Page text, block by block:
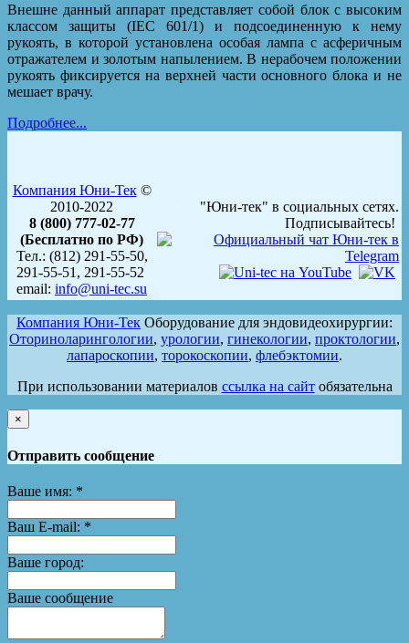
Внешне данный аппарат представляет собой блок с высоким
классом защиты (IEC 601/1) и подсоединенную к нему
рукоять, в которой установлена особая лампа с асферичным
отражателем и золотым напылением. В нерабочем положении
рукоять фиксируется на верхней части основного блока и не
мешает врачу.
Подробнее...
Компания Юни-Тек©
2010-2022
8 (800) 777-02-77
(Бесплатно по РФ)
Тел.: (812) 291-55-50,
291-55-51, 291-55-52
email: info@uni-tec.su
"Юни-тек" в социальных сетях.
Подписывайтесь!
Компания Юни-Тек Оборудование для эндовидеохирургии:
Оториноларингологии, урологии, гинекологии, проктологии,
лапароскопии, торокоскопии, флебэктомии.
При использовании материалов ссылка на сайтобязательна
×
Отправить сообщение
Ваше имя: *
Ваш E-mail: *
Ваше город:
Ваше сообщение